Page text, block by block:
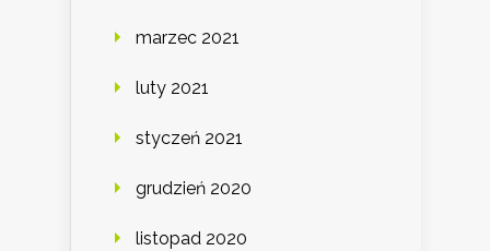
marzec 2021
luty 2021
styczeń 2021
grudzień 2020
listopad 2020